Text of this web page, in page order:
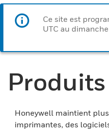
Ce site est
UTC au
Honeywell maintient
imprimantes, des